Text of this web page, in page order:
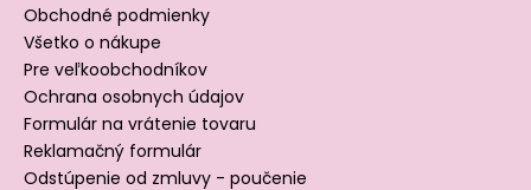
Obchodné podmienky
Všetko o nákupe
Pre veľkoobchodníkov
Ochrana osobnych údajov
Formulár na vrátenie tovaru
Reklamačný formulár
Odstúpenie od zmluvy - poučenie